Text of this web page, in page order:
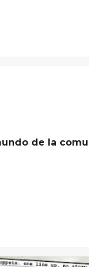
de la